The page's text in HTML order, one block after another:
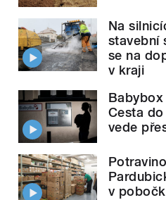
Na
stavební
se na
v kraji
Cesta
vede
v